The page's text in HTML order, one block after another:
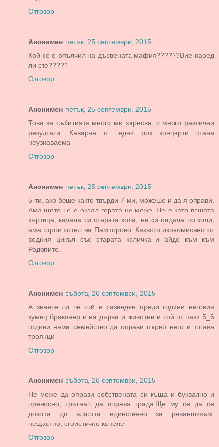
Отговор
Анонимен петък, 25 септември, 2015
Кой се е опълчил на дървената мафия??????Вие наред
ли сте?????
Отговор
Анонимен петък, 25 септември, 2015
Това за събитията много ми харесва, с много различни
резултати. Каварна от едни рок концерти стана
неузнаваема
Отговор
Анонимен петък, 25 септември, 2015
5-ти, ако беше както твърди 7-ми, можеше и да я оправи.
Ама щото не е окрал гората не може. Не е като вашата
къртица, карала си старата кола, не си падала по коли,
ама строи хотел на Пампорово. Каквото икономисано от
водния цикъл със старата количка и айде към към
Родопите.
Отговор
Анонимен събота, 26 септември, 2015
А знаете ли че той е разведен преди години неговия
кумец браконер и на дърва и животни и той го пази 5_6
години няма семейство да оправи първо него и тогава
троянци
Отговор
Анонимен събота, 26 септември, 2015
Не може да оправи собствената си къща и буквално и
преносно, тръгнал да оправя града.Ще му се да се
докопа до властта единствено за реваншизъм.
нещастно, егоистично копеле
Отговор